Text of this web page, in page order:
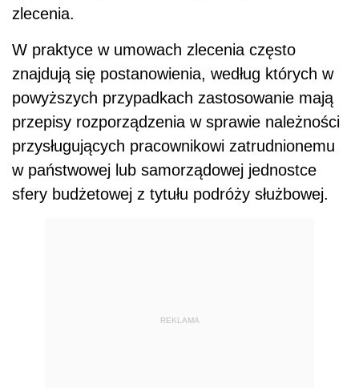
zlecenia.
W praktyce w umowach zlecenia często
znajdują się postanowienia, według których w
powyższych przypadkach zastosowanie mają
przepisy rozporządzenia w sprawie należności
przysługujących pracownikowi zatrudnionemu
w państwowej lub samorządowej jednostce
sfery budżetowej z tytułu podróży służbowej.
REKLAMA